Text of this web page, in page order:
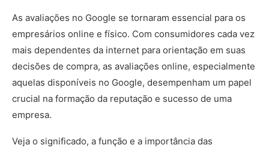
As avaliações no Google se tornaram essencial para os
empresários online e físico. Com consumidores cada vez
mais dependentes da internet para orientação em suas
decisões de compra, as avaliações online, especialmente
aquelas disponíveis no Google, desempenham um papel
crucial na formação da reputação e sucesso de uma
empresa.
Veja o significado, a função e a importância das